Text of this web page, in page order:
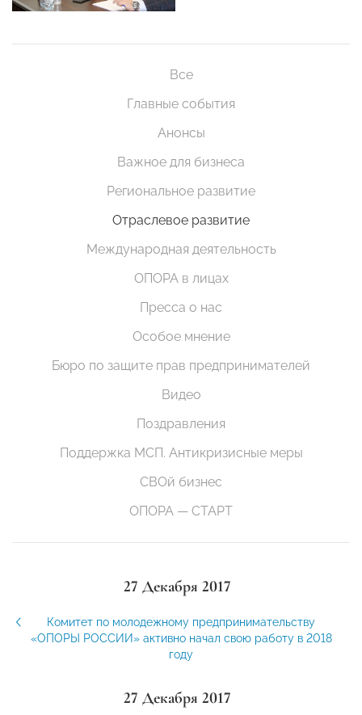
Все
Главные события
Анонсы
Важное для бизнеса
Региональное развитие
Отраслевое развитие
Международная деятельность
ОПОРА в лицах
Пресса о нас
Особое мнение
Бюро по защите прав предпринимателей
Видео
Поздравления
Поддержка МСП. Антикризисные меры
СВОй бизнес
ОПОРА — СТАРТ
27 Декабря 2017
Комитет по молодежному предпринимательству
«ОПОРЫ РОССИИ» активно начал свою работу в 2018
году
27 Декабря 2017